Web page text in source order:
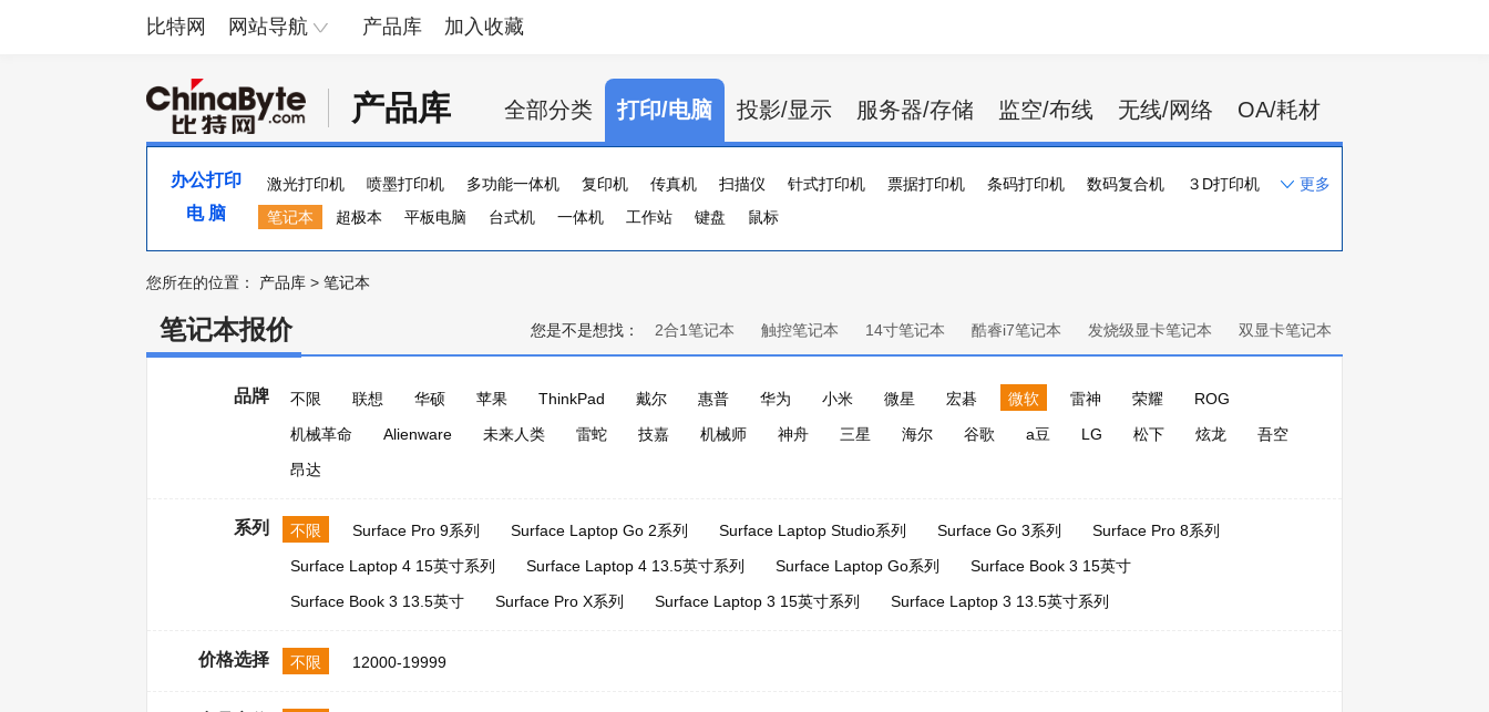
比特网 网站导航 产品库 加入收藏
产品库 全部分类 打印/电脑 投影/显示 服务器/存储 监空/布线 无线/网络 OA/耗材
办公打印 激光打印机 喷墨打印机 多功能一体机 复印机 传真机 扫描仪 针式打印机 票据打印机 条码打印机 数码复合机
３D打印机
便携照片打印机
页宽打印机 证卡打印机 大幅打印机 标签打印机
更多
电 脑 笔记本 超极本 平板电脑 台式机 一体机 工作站 键盘 鼠标
您所在的位置： 产品库 > 笔记本
笔记本报价 您是不是想找： 2合1笔记本 触控笔记本 14寸笔记本 酷睿i7笔记本 发烧级显卡笔记本 双显卡笔记本
品牌 不限 联想 华硕 苹果 ThinkPad 戴尔 惠普 华为 小米 微星 宏碁 微软 雷神 荣耀
ROG
机械革命
Alienware 未来人类 雷蛇 技嘉 机械师 神舟 三星 海尔 谷歌 a豆 LG 松下 炫龙
吾空
昂达
系列 不限 Surface Pro 9系列 Surface Laptop Go 2系列 Surface Laptop Studio系列 Surface Go 3系列
Surface Pro 8系列
Surface Laptop 4 15英寸系列
Surface Laptop 4 13.5英寸系列 Surface Laptop Go系列
Surface Book 3 15英寸
Surface Book 3 13.5英寸
Surface Pro X系列 Surface Laptop 3 15英寸系列 Surface Laptop 3 13.5英寸系列
价格选择 不限 12000-19999